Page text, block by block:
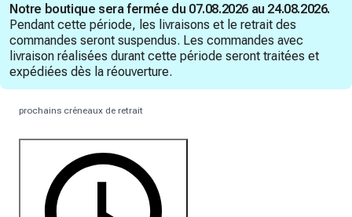
Notre boutique sera fermée du 07.08.2026 au 24.08.2026.
Pendant cette période, les livraisons et le retrait des
commandes seront suspendus. Les commandes avec
livraison réalisées durant cette période seront traitées et
expédiées dès la réouverture.
prochains créneaux de retrait